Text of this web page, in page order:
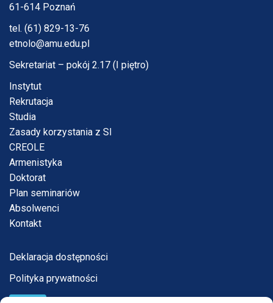
61-614 Poznań
tel. (61) 829-13-76
etnolo@amu.edu.pl
Sekretariat – pokój 2.17 (I piętro)
Instytut
Rekrutacja
Studia
Zasady korzystania z SI
CREOLE
Armenistyka
Doktorat
Plan seminariów
Absolwenci
Kontakt
Deklaracja dostępności
Polityka prywatności